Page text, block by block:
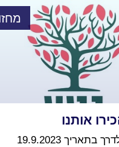
אותנו
19.9.2023